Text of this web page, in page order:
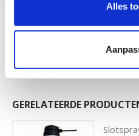
Alles
Nabestellen cilinderslot Abus
€
GERELATEERDE